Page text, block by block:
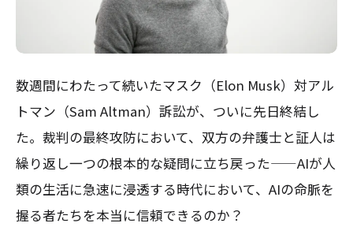
数週間にわたって続いたマスク（Elon Musk）対アル
トマン（Sam Altman）訴訟が、ついに先日終結し
た。裁判の最終攻防において、双方の弁護士と証人は
繰り返し一つの根本的な疑問に立ち戻った——AIが人
類の生活に急速に浸透する時代において、AIの命脈を
握る者たちを本当に信頼できるのか？